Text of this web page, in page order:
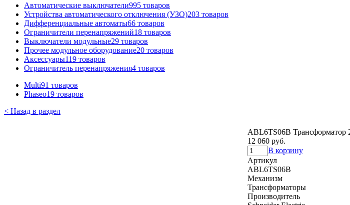
Автоматические выключатели995 товаров
Устройства автоматического отключения (УЗО)203 товаров
Дифференциальные автоматы66 товаров
Ограничители перенапряжений18 товаров
Выключатели модульные29 товаров
Прочее модульное оборудование20 товаров
Аксессуары119 товаров
Ограничитель перенапряжения4 товаров
Multi91 товаров
Phaseo19 товаров
< Назад в раздел
ABL6TS06B Трансформатор
12 060 руб.
В корзину
Артикул
ABL6TS06B
Механизм
Трансформаторы
Производитель